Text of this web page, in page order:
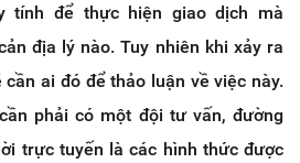
tính để thực hiện giao dịch mà
địa lý nào. Tuy nhiên khi xảy ra
ai đó để thảo luận về việc này.
phải có một đội tư vấn, đường
trực tuyến là các hình thức được